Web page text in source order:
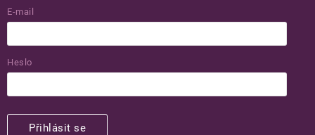
E-mail
Heslo
Přihlásit se